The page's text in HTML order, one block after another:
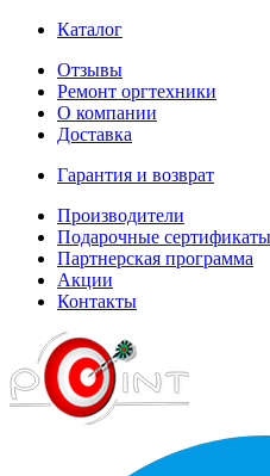
Каталог
Отзывы
Ремонт оргтехники
О компании
Доставка
Гарантия и возврат
Производители
Подарочные сертификаты
Партнерская программа
Акции
Контакты